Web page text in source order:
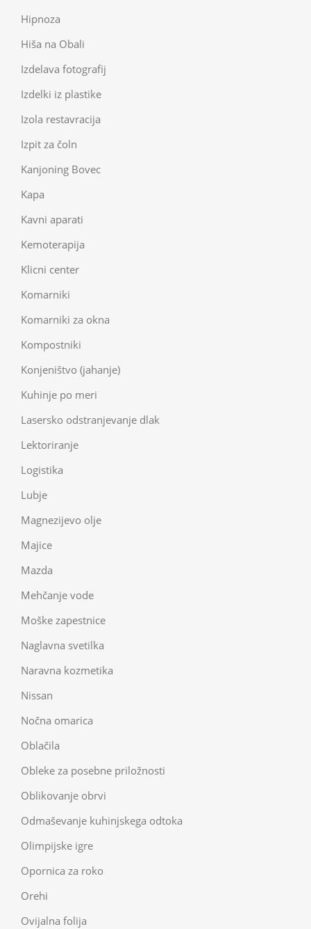
Hipnoza
Hiša na Obali
Izdelava fotografij
Izdelki iz plastike
Izola restavracija
Izpit za čoln
Kanjoning Bovec
Kapa
Kavni aparati
Kemoterapija
Klicni center
Komarniki
Komarniki za okna
Kompostniki
Konjeništvo (jahanje)
Kuhinje po meri
Lasersko odstranjevanje dlak
Lektoriranje
Logistika
Lubje
Magnezijevo olje
Majice
Mazda
Mehčanje vode
Moške zapestnice
Naglavna svetilka
Naravna kozmetika
Nissan
Nočna omarica
Oblačila
Obleke za posebne priložnosti
Oblikovanje obrvi
Odmaševanje kuhinjskega odtoka
Olimpijske igre
Opornica za roko
Orehi
Ovijalna folija